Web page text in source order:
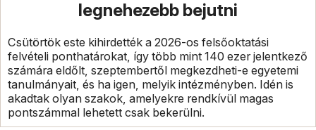
legnehezebb bejutni
Csütörtök este kihirdették a 2026-os felsőoktatási
felvételi ponthatárokat, így több mint 140 ezer jelentkező
számára eldőlt, szeptembertől megkezdheti-e egyetemi
tanulmányait, és ha igen, melyik intézményben. Idén is
akadtak olyan szakok, amelyekre rendkívül magas
pontszámmal lehetett csak bekerülni.